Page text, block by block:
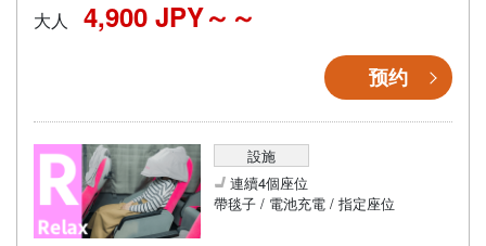
大人 4,900 JPY～
预约
設施
連續4個座位
帶毯子 / 電池充電 / 指定座位